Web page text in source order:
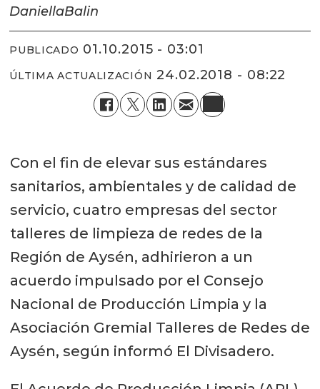
DaniellaBalin
PUBLICADO 01.10.2015 - 03:01
ÚLTIMA ACTUALIZACIÓN 24.02.2018 - 08:22
Con el fin de elevar sus estándares
sanitarios, ambientales y de calidad de
servicio, cuatro empresas del sector
talleres de limpieza de redes de la
Región de Aysén, adhirieron a un
acuerdo impulsado por el Consejo
Nacional de Producción Limpia y la
Asociación Gremial Talleres de Redes de
Aysén, según informó El Divisadero.